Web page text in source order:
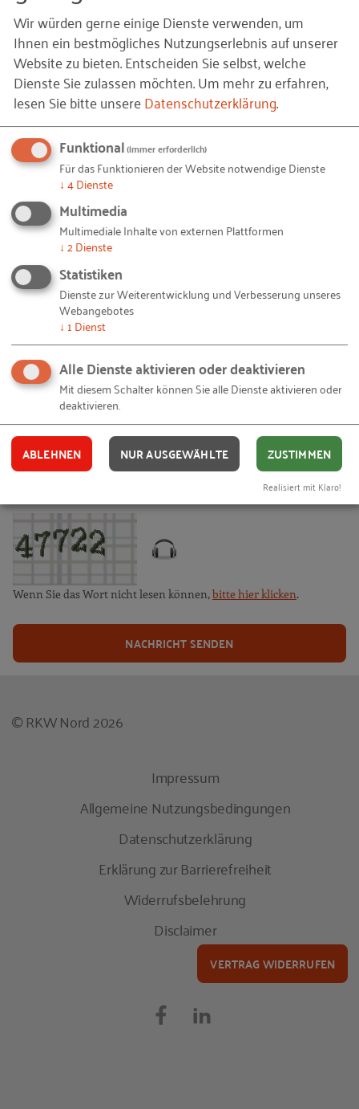
NACHRICHT
Ja, ich stimme zu, dass das RKW Nord meine
persönlichen Daten zur Kontaktaufnahme
verwendet. Meine Einwilligung ist freiwillig und
kann jederzeit mit Wirkung für die Zukunft per Mail
aninfo@rkw-nord.de
habe ich dieDatenschutzerklärunggelesen und
verstanden.
SPAM-SCHUTZ
Bitte geben Sie hier das Wort ein, das im Bild angezeigt wird. Dies
Wenn Sie das Wort nicht lesen können,bitte hier klicken.
NACHRICHT SENDEN
© RKW Nord 2026
Impressum
Allgemeine Nutzungsbedingungen
Datenschutzerklärung
Erklärung zur Barrierefreiheit
Widerrufsbelehrung
Disclaimer
VERTRAG WIDERRUFEN
Wir würden gerne einige Dienste verwenden, um
Ihnen ein bestmögliches Nutzungserlebnis auf unserer
Website zu bieten. Entscheiden Sie selbst, welche
Dienste Sie zulassen möchten.Um mehr zu erfahren,
lesen Sie bitte unsereDatenschutzerklärung.
Funktional(immer erforderlich)
Für das Funktionieren der Website notwendige Dienste
↓ 4Dienste
Multimedia
Multimediale Inhalte von externen Plattformen
↓ 2Dienste
Statistiken
Dienste zur Weiterentwicklung und Verbesserung unseres
Webangebotes
↓ 1 Dienst
Alle Dienste aktivieren oder deaktivieren
Mit diesem Schalter können Sie alle Dienste aktivieren oder
deaktivieren.
ABLEHNEN NUR AUSGEWÄHLTE ZUSTIMMEN
Realisiert mit Klaro!